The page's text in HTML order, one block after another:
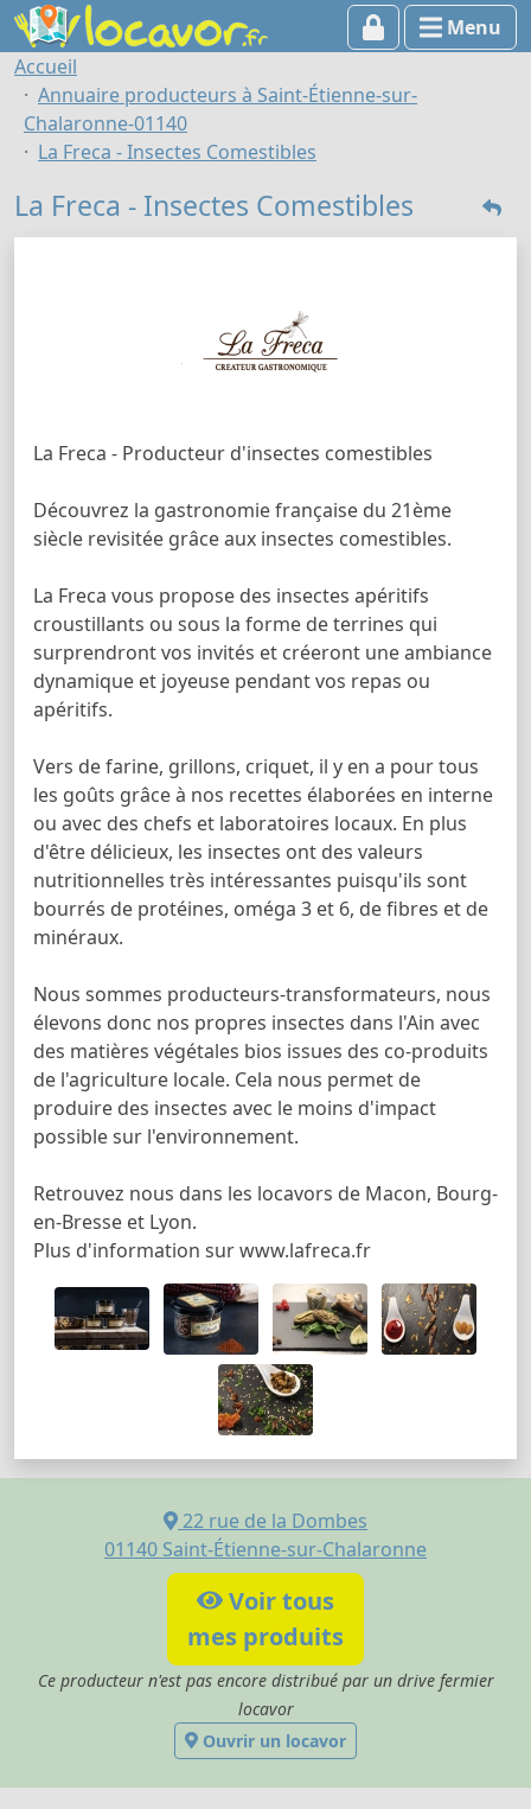
Menu
Accueil
Annuaire producteurs à Saint-Étienne-sur-
Chalaronne-01140
La Freca - Insectes Comestibles
La Freca - Insectes Comestibles
La Freca - Producteur d'insectes comestibles
Découvrez la gastronomie française du 21ème
siècle revisitée grâce aux insectes comestibles.
La Freca vous propose des insectes apéritifs
croustillants ou sous la forme de terrines qui
surprendront vos invités et créeront une ambiance
dynamique et joyeuse pendant vos repas ou
apéritifs.
Vers de farine, grillons, criquet, il y en a pour tous
les goûts grâce à nos recettes élaborées en interne
ou avec des chefs et laboratoires locaux. En plus
d'être délicieux, les insectes ont des valeurs
nutritionnelles très intéressantes puisqu'ils sont
bourrés de protéines, oméga 3 et 6, de fibres et de
minéraux.
Nous sommes producteurs-transformateurs, nous
élevons donc nos propres insectes dans l'Ain avec
des matières végétales bios issues des co-produits
de l'agriculture locale. Cela nous permet de
produire des insectes avec le moins d'impact
possible sur l'environnement.
Retrouvez nous dans les locavors de Macon, Bourg-
en-Bresse et Lyon.
Plus d'information sur www.lafreca.fr
22 rue de la Dombes
01140 Saint-Étienne-sur-Chalaronne
Voir tous
mes produits
Ce producteur n'est pas encore distribué par un drive fermier
locavor
Ouvrir un locavor